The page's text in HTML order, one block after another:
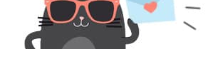
Je mérite de gagner un week-
Huttopia Pays de Condrieu car il
27 mai 2025 à 23 h 21 min